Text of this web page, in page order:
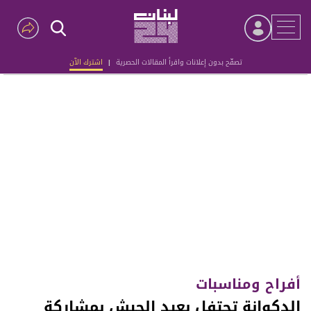
تصفّح بدون إعلانات واقرأ المقالات الحصرية | اشترك الآن
Advertisement
أفراح ومناسبات